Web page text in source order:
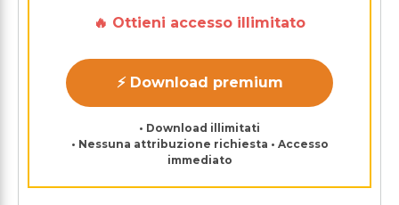
🔥 Ottieni accesso illimitato
⚡ Download premium
• Download illimitati
• Nessuna attribuzione richiesta • Accesso
immediato